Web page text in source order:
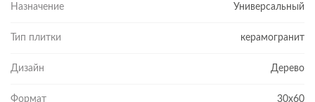
Назначение Универсальный
Тип плитки керамогранит
Дизайн Дерево
Формат
30x60